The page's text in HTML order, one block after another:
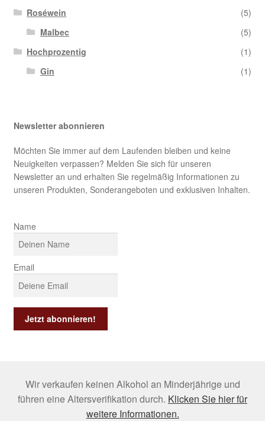
Roséwein
(5)
Malbec
(5)
Hochprozentig
(1)
Gin
(1)
Newsletter abonnieren
Möchten Sie immer auf dem Laufenden bleiben und keine
Neuigkeiten verpassen? Melden Sie sich für unseren
Newsletter an und erhalten Sie regelmäßig Informationen zu
unseren Produkten, Sonderangeboten und exklusiven Inhalten.
Name
Email
Wir verkaufen keinen Alkohol an Minderjährige und
führen eine Altersverifikation durch. Klicken Sie hier für
weitere Informationen.